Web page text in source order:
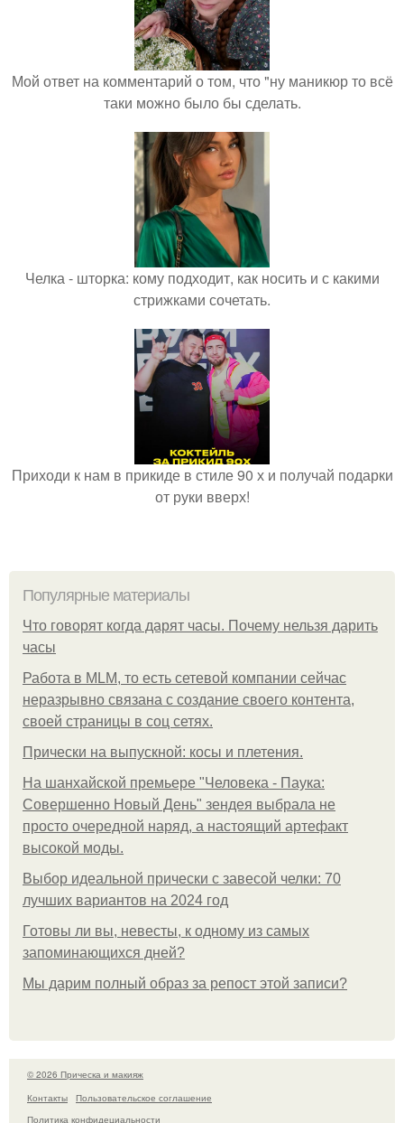
Мой ответ на комментарий о том, что "ну маникюр то всё
таки можно было бы сделать.
Челка - шторка: кому подходит, как носить и с какими
стрижками сочетать.
Приходи к нам в прикиде в стиле 90 х и получай подарки
от руки вверх!
Популярные материалы
Что говорят когда дарят часы. Почему нельзя дарить
часы
Работа в MLM, то есть сетевой компании сейчас
неразрывно связана с создание своего контента,
своей страницы в соц сетях.
Прически на выпускной: косы и плетения.
На шанхайской премьере "Человека - Паука:
Совершенно Новый День" зендея выбрала не
просто очередной наряд, а настоящий артефакт
высокой моды.
Выбор идеальной прически с завесой челки: 70
лучших вариантов на 2024 год
Готовы ли вы, невесты, к одному из самых
запоминающихся дней?
Мы дарим полный образ за репост этой записи?
© 2026 Прическа и макияж
Контакты
Пользовательское соглашение
Политика конфидециальности